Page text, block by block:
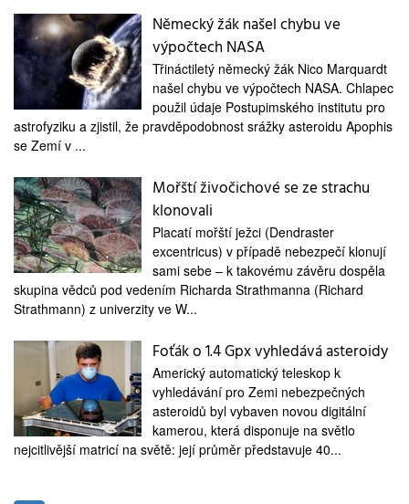
tajemství
firmy
zdraví
medicína
Německý žák našel chybu ve
výpočtech NASA
Třináctiletý německý žák Nico Marquardt
našel chybu ve výpočtech NASA. Chlapec
použil údaje Postupimského institutu pro
astrofyziku a zjistil, že pravděpodobnost srážky asteroidu Apophis
se Zemí v ...
Mořští živočichové se ze strachu
klonovali
Placatí mořští ježci (Dendraster
excentricus) v případě nebezpečí klonují
sami sebe – k takovému závěru dospěla
skupina vědců pod vedením Richarda Strathmanna (Richard
Strathmann) z univerzity ve W...
Foťák o 1.4 Gpx vyhledává asteroidy
Americký automatický teleskop k
vyhledávání pro Zemi nebezpečných
asteroidů byl vybaven novou digitální
kamerou, která disponuje na světlo
nejcitlivější matricí na světě: její průměr představuje 40...